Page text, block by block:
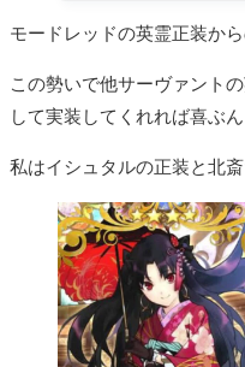
モードレッドの英霊正装か
この勢いで他サーヴァント
して実装してくれれば喜ぶん
私はイシュタルの正装と北